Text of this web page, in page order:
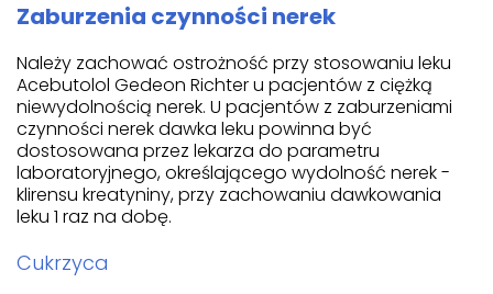
Zaburzenia czynności nerek
Należy zachować ostrożność przy stosowaniu leku
Acebutolol Gedeon Richter u pacjentów z ciężką
niewydolnością nerek. U pacjentów z zaburzeniami
czynności nerek dawka leku powinna być
dostosowana przez lekarza do parametru
laboratoryjnego, określającego wydolność nerek -
klirensu kreatyniny, przy zachowaniu dawkowania
leku 1 raz na dobę.
Cukrzyca